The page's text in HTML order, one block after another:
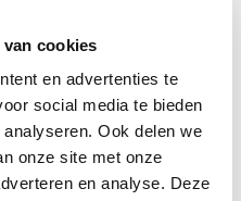
cookies
en advertenties te
social media te bieden
Ook delen we
onze site met onze
en analyse. Deze
binnen 3 maanden
of moeite hebben om